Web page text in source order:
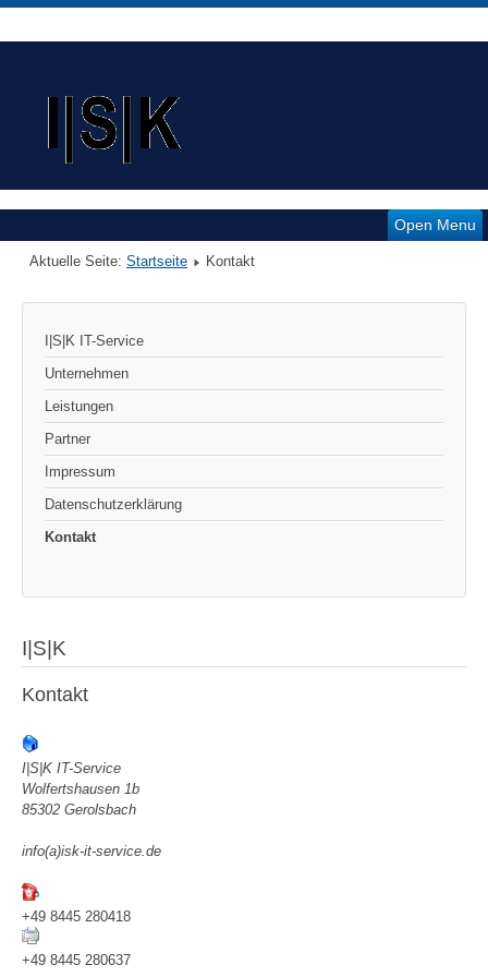
Open Menu
Aktuelle Seite: Startseite Kontakt
I|S|K IT-Service
Unternehmen
Leistungen
Partner
Impressum
Datenschutzerklärung
Kontakt
I|S|K
Kontakt
I|S|K IT-Service
Wolfertshausen 1b
85302 Gerolsbach
info(a)isk-it-service.de
+49 8445 280418
+49 8445 280637